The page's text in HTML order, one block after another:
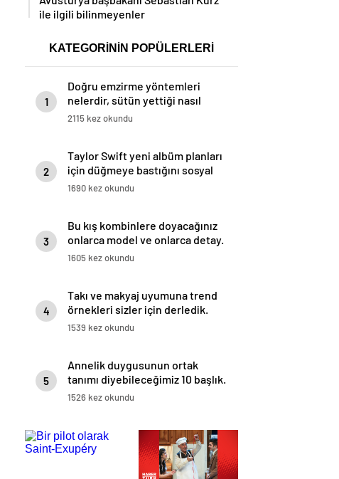
ile ilgili bilinmeyenler
KATEGORİNİN POPÜLERLERİ
1
Doğru emzirme yöntemleri
nelerdir, sütün yettiği nasıl
anlaşılır?
2115 kez okundu
2
Taylor Swift yeni albüm planları
için düğmeye bastığını sosyal
medyadan duyurdu!
1690 kez okundu
3
Bu kış kombinlere doyacağınız
onlarca model ve onlarca detay.
1605 kez okundu
4
Takı ve makyaj uyumuna trend
örnekleri sizler için derledik.
1539 kez okundu
5
Annelik duygusunun ortak
tanımı diyebileceğimiz 10 başlık.
1526 kez okundu